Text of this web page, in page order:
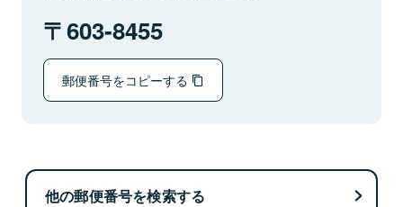
603-8455
郵便番号をコピーする
他の郵便番号を検索する